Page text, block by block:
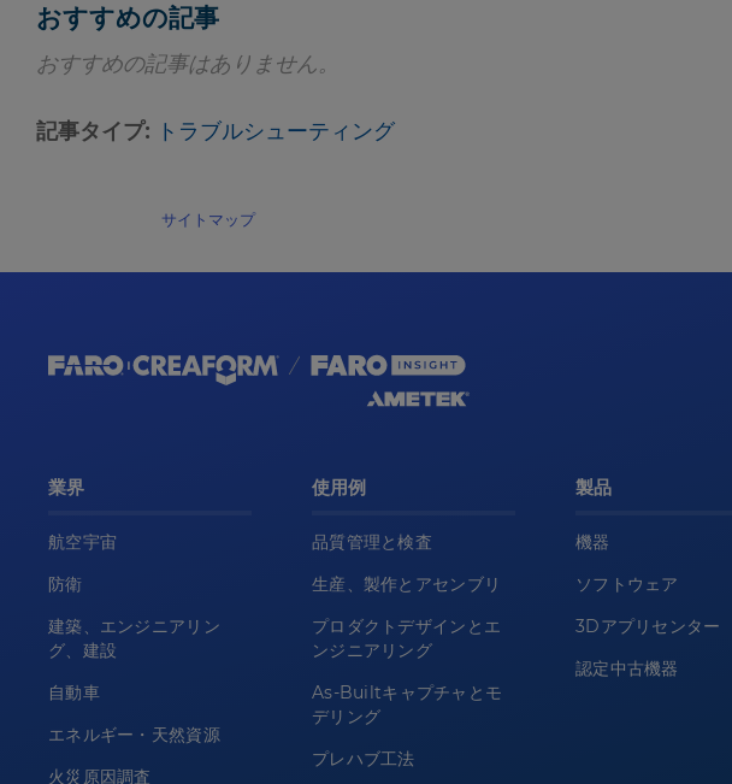
おすすめの記事
おすすめの記事はありません。
記事タイプ トラブルシューティング
サイトマップ
業界
航空宇宙
防衛
建築、エンジニアリン
グ、建設
自動車
エネルギー・天然資源
火災原因調査
使用例
品質管理と検査
生産、製作とアセンブリ
プロダクトデザインとエ
ンジニアリング
As-Builtキャプチャとモ
デリング
プレハブ工法
製品
機器
ソフトウェア
3Dアプリセンター
認定中古機器